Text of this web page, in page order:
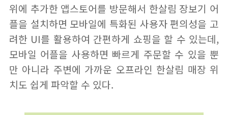
위에 추가한 앱스토어를 방문해서 한살림 장보기 어
플을 설치하면 모바일에 특화된 사용자 편의성을 고
려한 UI를 활용하여 간편하게 쇼핑을 할 수 있는데,
모바일 어플을 사용하면 빠르게 주문할 수 있을 뿐
만 아니라 주변에 가까운 오프라인 한살림 매장 위
치도 쉽게 파악할 수 있다.